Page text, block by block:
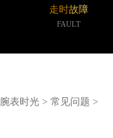
走时故障
FAULT
腕表时光 > 常见问题 >